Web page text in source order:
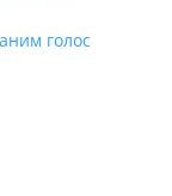
голос